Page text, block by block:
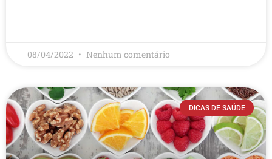
08/04/2022 Nenhum comentário
DICAS DE SAÚDE